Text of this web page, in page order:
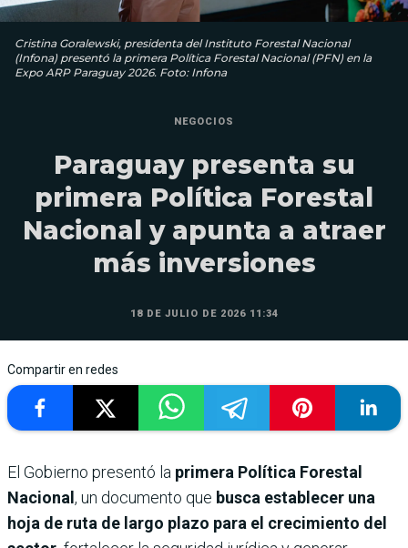
Cristina Goralewski, presidenta del Instituto Forestal Nacional
(Infona) presentó la primera Política Forestal Nacional (PFN) en la
Expo ARP Paraguay 2026. Foto: Infona
NEGOCIOS
Paraguay presenta su
primera Política Forestal
Nacional y apunta a atraer
más inversiones
18 DE JULIO DE 2026 11:34
Compartir en redes
El Gobierno presentó la primera Política Forestal
Nacional , un documento que busca establecer una
hoja de ruta de largo plazo para el crecimiento del